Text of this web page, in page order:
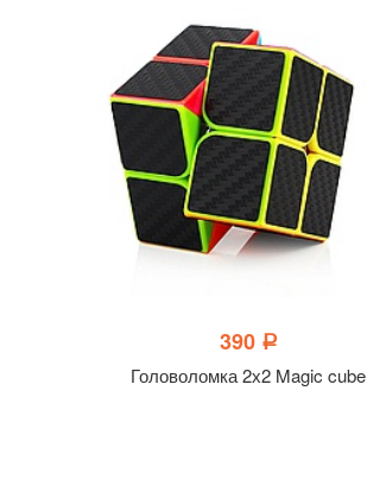
390 a
Головоломка 2х2 Magic cube